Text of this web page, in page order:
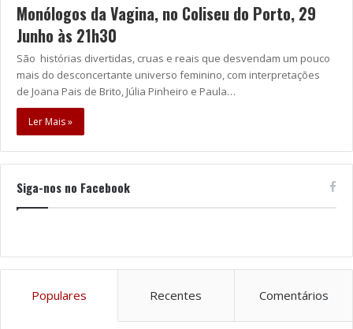
Monólogos da Vagina, no Coliseu do Porto, 29
Junho às 21h30
São histórias divertidas, cruas e reais que desvendam um pouco
mais do desconcertante universo feminino, com interpretações
de Joana Pais de Brito, Júlia Pinheiro e Paula…
Ler Mais »
Siga-nos no Facebook
Populares Recentes Comentários